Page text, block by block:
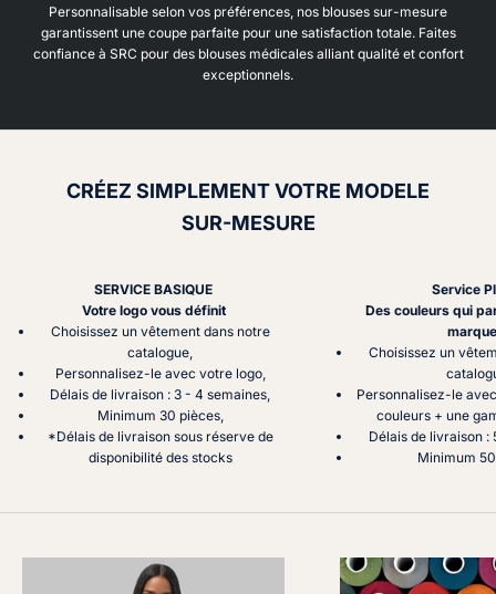
Personnalisable selon vos préférences, nos blouses sur-mesure
garantissent une coupe parfaite pour une satisfaction totale. Faites
confiance à SRC pour des blouses médicales alliant qualité et confort
exceptionnels.
CRÉEZ SIMPLEMENT VOTRE MODELE
SUR-MESURE
SERVICE BASIQUE
Votre logo vous définit
Choisissez un vêtement dans notre
catalogue,
Personnalisez-le avec votre logo,
Délais de livraison : 3 - 4 semaines,
Minimum 30 pièces,
*Délais de livraison sous réserve de
disponibilité des stocks
Service
Des couleurs qui
marque
Choisissez un
Personnalisez-le
couleurs + une
Délais de livraison :
Minimum